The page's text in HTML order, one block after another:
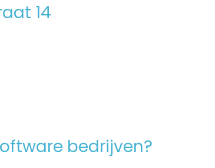
14
bedrijven?